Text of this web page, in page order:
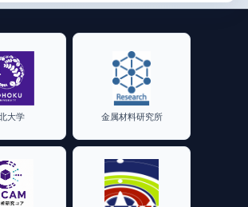
大学 金属材料研究所